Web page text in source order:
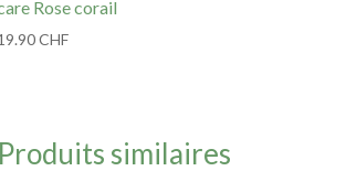
Rose corail
CHF
Produits similaires